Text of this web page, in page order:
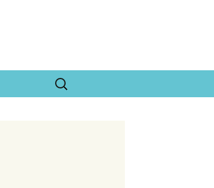
Pesquisar
por: